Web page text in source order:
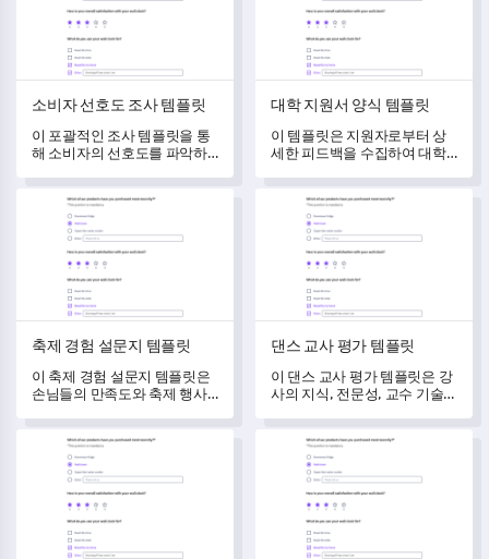
소비자 선호도 조사 템플릿
이 포괄적인 조사 템플릿을 통
해 소비자의 선호도를 파악하
대학 지원서 양식 템플릿
이 템플릿은 지원자로부터 상
세한 피드백을 수집하여 대학
도움을 줍니다.
축제 경험 설문지 템플릿
축제 경험 설문지 템플릿
이 축제 경험 설문지 템플릿은
손님들의 만족도와 축제 행사
수적인 통찰을 제공합니다.
댄스 교사 평가 템플릿
댄스 교사 평가 템플릿
이 댄스 교사 평가 템플릿은 강
사의 지식, 전문성, 교수 기술
가할 수 있게 해줍니다.
인성 테스트 템플릿 광고 개념 테스트 설문조사 템